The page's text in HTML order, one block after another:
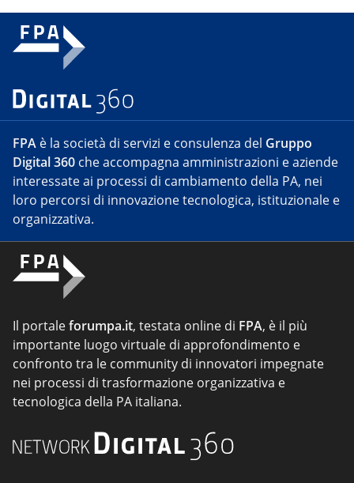
FPA è la società di servizi e consulenza del Gruppo
Digital 360 che accompagna amministrazioni e aziende
interessate ai processi di cambiamento della PA, nei
loro percorsi di innovazione tecnologica, istituzionale e
organizzativa.
Il portaleforumpa.it, testata online di FPA, è il più
importante luogo virtuale di approfondimento e
confronto tra le community di innovatori impegnate
nei processi di trasformazione organizzativa e
tecnologica della PA italiana.